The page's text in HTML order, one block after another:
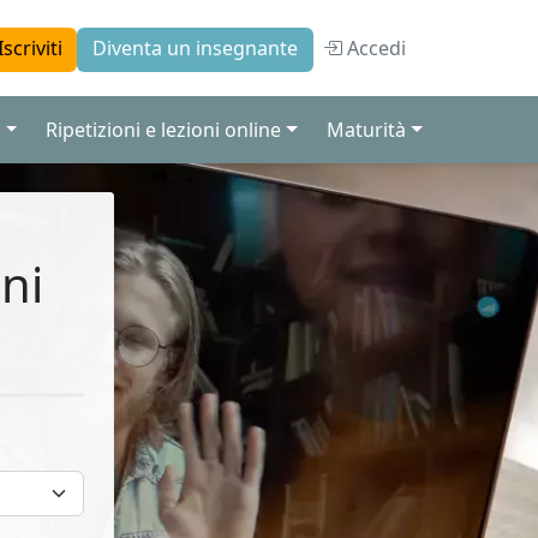
Diventa un insegnante Accedi
Ripetizioni e lezioni online Maturità